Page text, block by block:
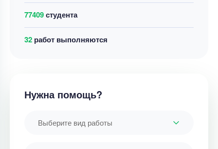
77409студента
42 работ выполняются
Нужна помощь?
Выберите вид работы